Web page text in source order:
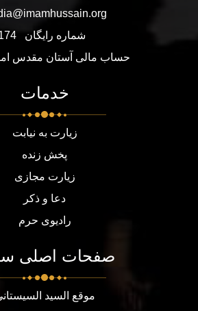
شماره رایگان
حساب مالی آستان مقدس
خدمات
زیارت به نیابت
پخش زنده
زیارت مجازی
دعا و ذکر
رادیوی حرم
صفحات اصلی
موقع السيد